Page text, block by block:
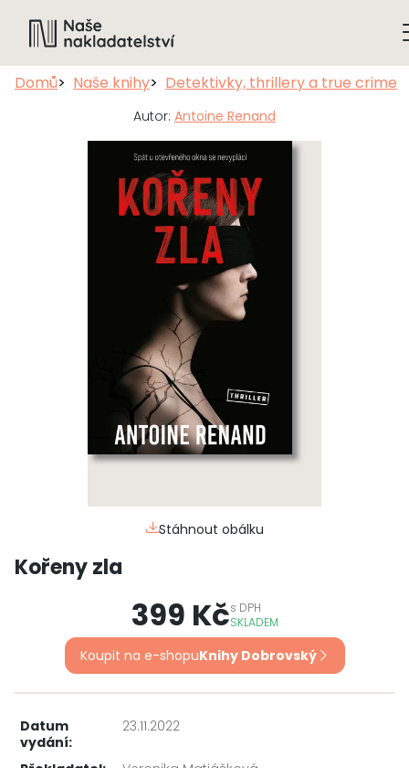
Domů Naše knihy Detektivky, thrillery a true crime
Autor: Antoine Renand
Stáhnout obálku
Kořeny zla
399 Kčs DPH
SKLADEM
Koupit na e-shopuKnihy Dobrovský
Datum
vydání:
23.11.2022